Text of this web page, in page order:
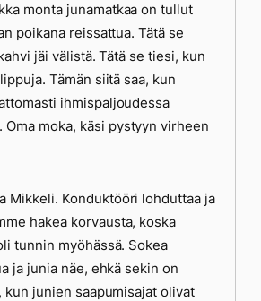
monta junamatkaa on tullut
poikana reissattua. Tätä se
jäi välistä. Tätä se tiesi, kun
Tämän siitä saa, kun
ihmispaljoudessa
Oma moka, käsi pystyyn virheen
Mikkeli. Konduktööri lohduttaa ja
hakea korvausta, koska
tunnin myöhässä. Sokea
ja junia näe, ehkä sekin on
kun junien saapumisajat olivat